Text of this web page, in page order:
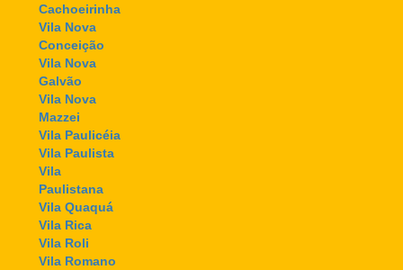
Cachoeirinha
Vila Nova
Conceição
Vila Nova
Galvão
Vila Nova
Mazzei
Vila Paulicéia
Vila Paulista
Vila
Paulistana
Vila Quaquá
Vila Rica
Vila Roli
Vila Romano